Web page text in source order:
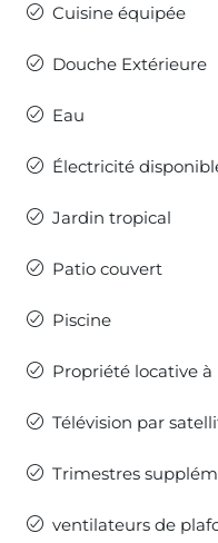
Cuisine équipée
Douche Extérieure
Eau
Électricité
Jardin tropical
Patio couvert
Piscine
Propriété locative à
Télévision par
Trimestres
ventilateurs de